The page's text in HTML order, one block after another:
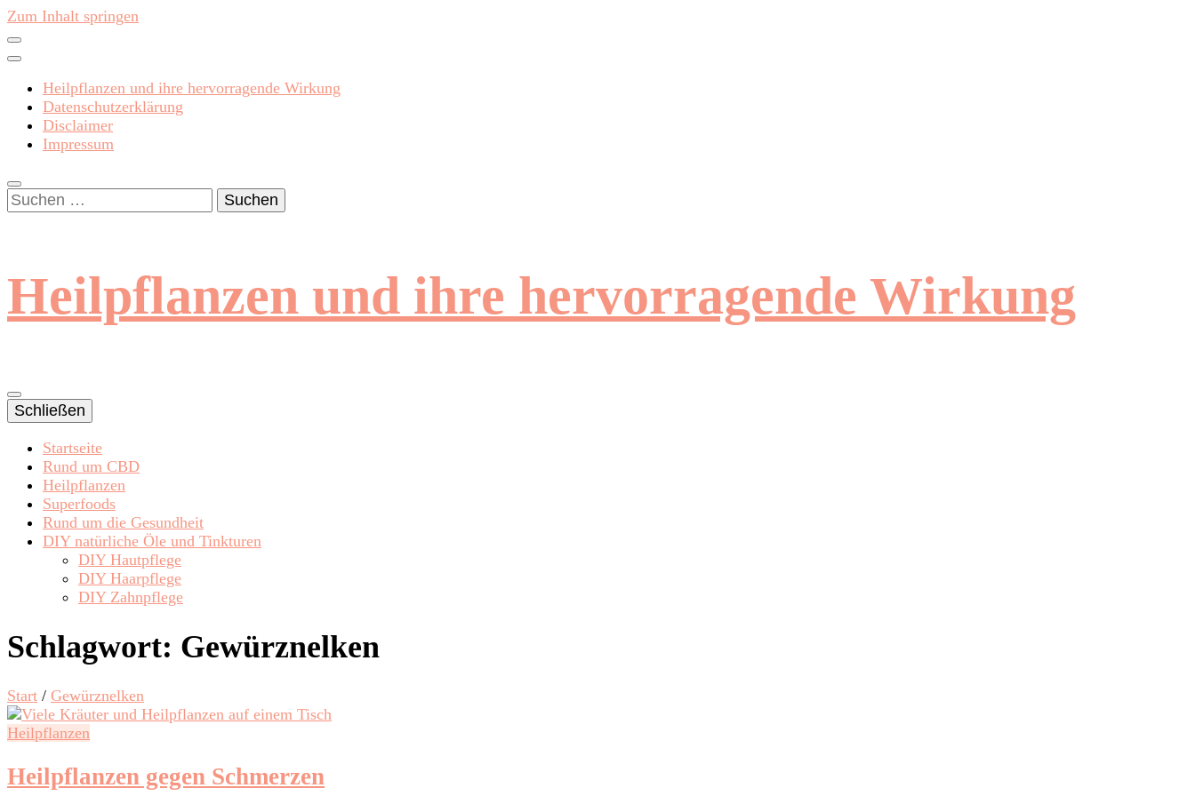
Zum Inhalt springen
Heilpflanzen und ihre hervorragende Wirkung
Datenschutzerklärung
Disclaimer
Impressum
Suchen
nach:
Heilpflanzen und ihre hervorragende Wirkung
Schließen
Startseite
Rund um CBD
Heilpflanzen
Superfoods
Rund um die Gesundheit
DIY natürliche Öle und Tinkturen
DIY Hautpflege
DIY Haarpflege
DIY Zahnpflege
Schlagwort: Gewürznelken
Start / Gewürznelken
Heilpflanzen
Heilpflanzen gegen Schmerzen